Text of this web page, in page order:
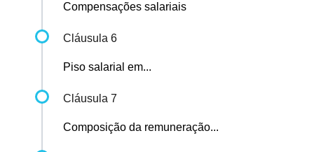
Compensações salariais
Cláusula 6
Piso salarial em...
Cláusula 7
Composição da remuneração...